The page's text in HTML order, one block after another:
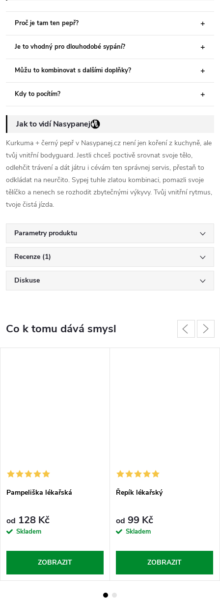
Proč je tam ten pepř?
Je to vhodný pro dlouhodobé sypání?
Můžu to kombinovat s dalšími doplňky?
Kdy to pocítím?
Jak to vidí Nasypanej
Kurkuma + černý pepř v Nasypanej.cz není jen koření z kuchyně, ale
tvůj vnitřní bodyguard. Jestli chceš poctivě srovnat svoje tělo,
odlehčit trávení a dát játru i cévám ten správnej servis, přestaň to
odkládat na neurčito. Sypej tuhle zlatou kombinaci, pomazli svoje
tělíčko a nenech se rozhodit zbytečnými výkyvy. Tvůj vnitřní rytmus,
tvoje čistá jízda.
Parametry produktu
Recenze (1)
Diskuse
Co k tomu dává smysl
Pampeliška lékařská
od 128 Kč
Skladem
ZOBRAZIT
Řepík lékařský
od 99 Kč
Skladem
ZOBRAZIT